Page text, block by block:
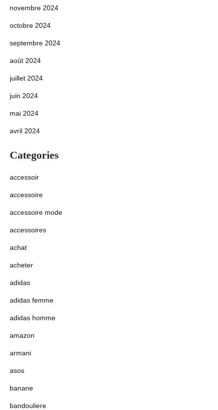
novembre 2024
octobre 2024
septembre 2024
août 2024
juillet 2024
juin 2024
mai 2024
avril 2024
Categories
accessoir
accessoire
accessoire mode
accessoires
achat
acheter
adidas
adidas femme
adidas homme
amazon
armani
asos
banane
bandouliere